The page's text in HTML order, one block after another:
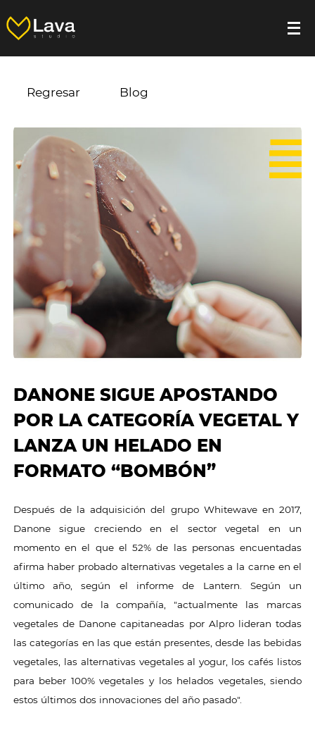
Regresar Blog
DANONE SIGUE APOSTANDO
POR LA CATEGORÍA VEGETAL Y
LANZA UN HELADO EN
FORMATO “BOMBÓN”
Después de la adquisición del grupo Whitewave en 2017,
Danone sigue creciendo en el sector vegetal en un
momento en el que el 52% de las personas encuentadas
afirma haber probado alternativas vegetales a la carne en el
último año, según el informe de Lantern. Según un
comunicado de la compañía, "actualmente las marcas
vegetales de Danone capitaneadas por Alpro lideran todas
las categorías en las que están presentes, desde las bebidas
vegetales, las alternativas vegetales al yogur, los cafés listos
para beber 100% vegetales y los helados vegetales, siendo
estos últimos dos innovaciones del año pasado".